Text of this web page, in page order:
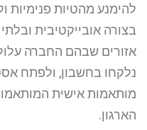
להימנע מהטיות פנימיות
בצורה אובייקטיבית
אזורים שבהם החברה
נלקחו בחשבון, ולפתח
מותאמות אישית
הארגון.